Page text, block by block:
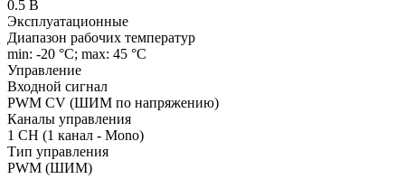
0.5 В
Эксплуатационные
Диапазон рабочих температур
min: -20 °C; max: 45 °C
Управление
Входной сигнал
PWM СV (ШИМ по напряжению)
Каналы управления
1 CH (1 канал - Mono)
Тип управления
PWM (ШИМ)